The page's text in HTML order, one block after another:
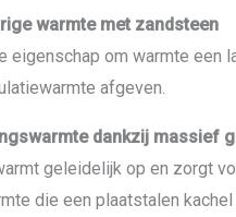
warmte met zandsteen
eigenschap om warmte een
afgeven.
dankzij massief
geleidelijk op en zorgt
die een plaatstalen